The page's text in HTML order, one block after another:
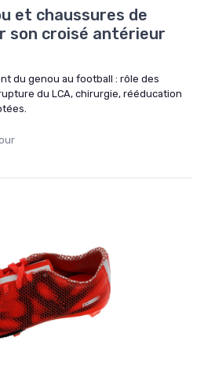
et chaussures de
son croisé antérieur
du genou au football : rôle des
du LCA, chirurgie, rééducation